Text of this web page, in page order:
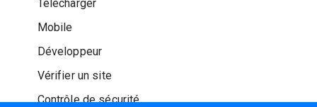
Télécharger
Mobile
Développeur
Vérifier un site
Contrôle de sécurité